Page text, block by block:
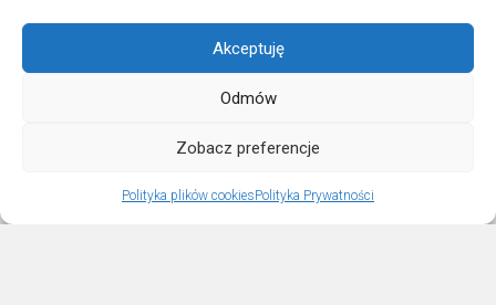
Akceptuję
Odmów
Zobacz preferencje
Polityka plików cookiesPolityka Prywatności